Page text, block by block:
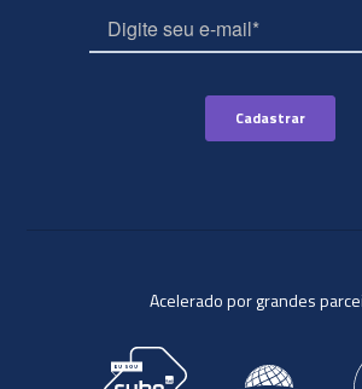
Acelerado por grandes